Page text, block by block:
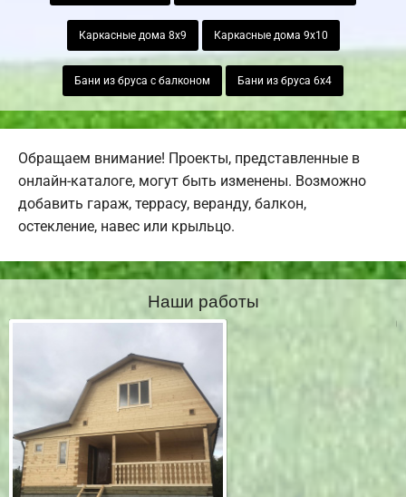
Каркасные дома 8х9 Каркасные дома 9х10
Бани из бруса с балконом Бани из бруса 6х4
Обращаем внимание! Проекты, представленные в
онлайн-каталоге, могут быть изменены. Возможно
добавить гараж, террасу, веранду, балкон,
остекление, навес или крыльцо.
Наши работы